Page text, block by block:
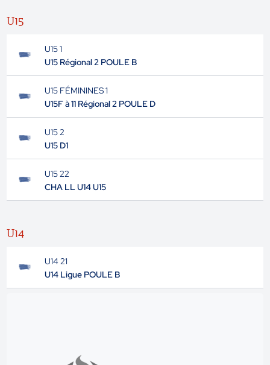
U15
U15 1
U15 Régional 2 POULE B
U15 FÉMININES 1
U15F à 11 Régional 2 POULE D
U15 2
U15 D1
U15 22
CHA LL U14 U15
U14
U14 21
U14 Ligue POULE B